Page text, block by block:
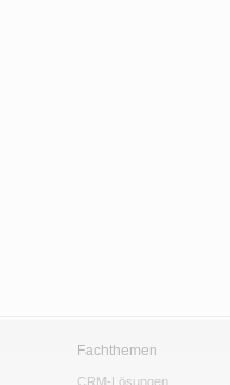
Fachthemen
CRM-Lösungen